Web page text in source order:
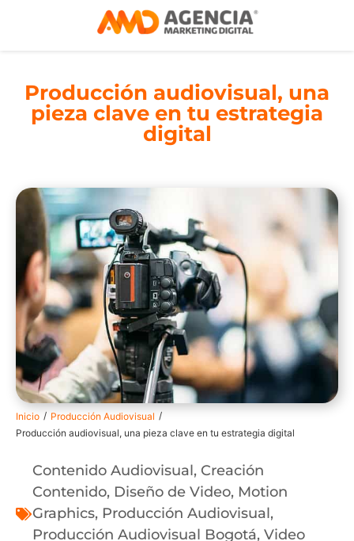
Producción audiovisual, una
pieza clave en tu estrategia
digital
Inicio / Producción Audiovisual /
Producción audiovisual, una pieza clave en tu estrategia digital
Contenido Audiovisual, Creación
Contenido, Diseño de Video, Motion
Graphics, Producción Audiovisual,
Producción Audiovisual Bogotá, Video